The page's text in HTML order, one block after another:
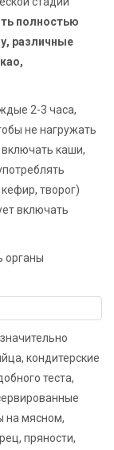
полностью
различные
2-3 часа,
не нагружать
каши,
творог)
включать
органы
кондитерские
теста,
на мясном,
пряности,